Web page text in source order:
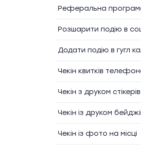
Реферальна
Розшарити подію в
Додати подію в гугл
Чекін квитків
Чекін з друком
Чекін із друком
Чекін із фото на місці